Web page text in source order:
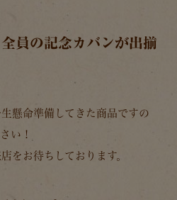
員の記念カバンが出揃
懸命準備してきた商品ですの
い！
をお待ちしております。